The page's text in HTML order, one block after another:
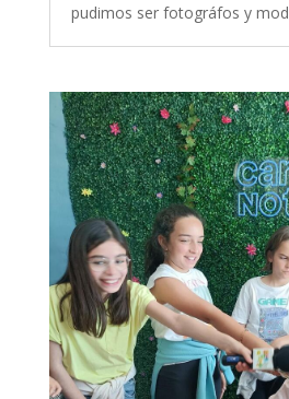
pudimos ser fotográfos y